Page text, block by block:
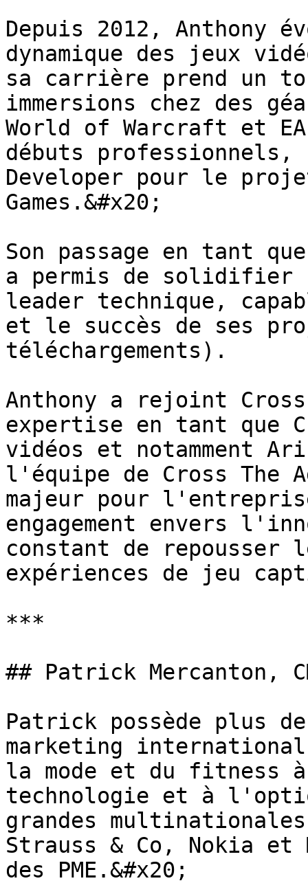
Depuis 2012, Anthony
dynamique des jeux
sa carrière prend un
immersions chez des
World of Warcraft et EA
débuts professionnels,
Developer pour le
Games.&#x20;
Son passage en tant
a permis de solidifier
leader technique,
et le succès de ses
téléchargements).
Anthony a rejoint
expertise en tant que
vidéos et notamment
l'équipe de Cross The
majeur pour
engagement envers
constant de
expériences de jeu
***
## Patrick Mercanton,
Patrick possède plus
marketing
la mode et du fitness
technologie et à
grandes
Strauss & Co, Nokia
des PME.&#x20;